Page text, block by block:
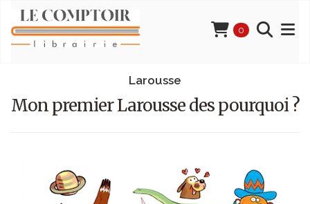
0
Larousse
Mon premier Larousse des pourquoi ?